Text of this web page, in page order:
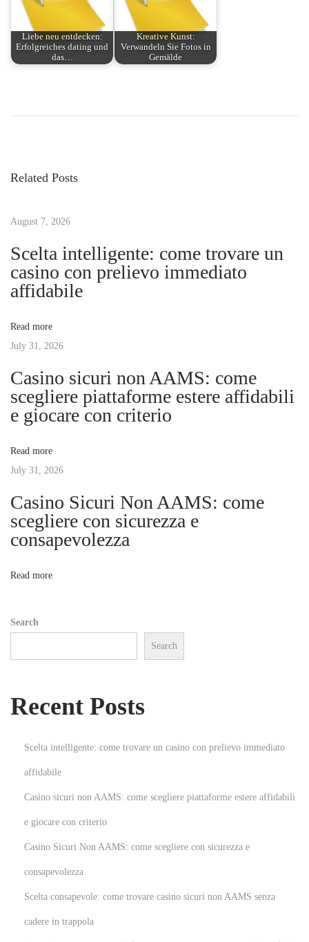
Liebe neu entdecken:
Erfolgreiches dating und
das…
Kreative Kunst:
Verwandeln Sie Fotos in
Gemälde
s
n
a
v
i
g
a
t
i
o
n
o
s
o
s
t
o
u
i
o
n
o
n
t
m
p
y
m
Related Posts
August 7, 2026
Scelta intelligente: come trovare un
casino con prelievo immediato
affidabile
Read more
July 31, 2026
Casino sicuri non AAMS: come
scegliere piattaforme estere affidabili
e giocare con criterio
Read more
July 31, 2026
Casino Sicuri Non AAMS: come
scegliere con sicurezza e
consapevolezza
Read more
Search
Search
Recent Posts
Scelta intelligente: come trovare un casino con prelievo immediato
affidabile
Casino sicuri non AAMS: come scegliere piattaforme estere affidabili
e giocare con criterio
Casino Sicuri Non AAMS: come scegliere con sicurezza e
consapevolezza
Scelta consapevole: come trovare casino sicuri non AAMS senza
cadere in trappola